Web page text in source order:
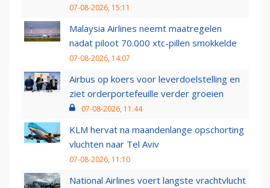
07-08-2026, 15:11
Malaysia Airlines neemt maatregelen
nadat piloot 70.000 xtc-pillen smokkelde
07-08-2026, 14:07
Airbus op koers voor leverdoelstelling en
ziet orderportefeuille verder groeien
07-08-2026, 11:44
KLM hervat na maandenlange opschorting
vluchten naar Tel Aviv
07-08-2026, 11:10
National Airlines voert langste vrachtvlucht